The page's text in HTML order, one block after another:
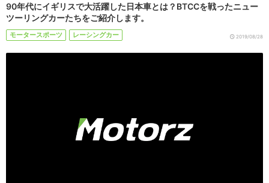
90年代にイギリスで大活躍した日本車とは？BTCCを戦ったニュー
ツーリングカーたちをご紹介します。
モータースポーツ レーシングカー 2019/08/28